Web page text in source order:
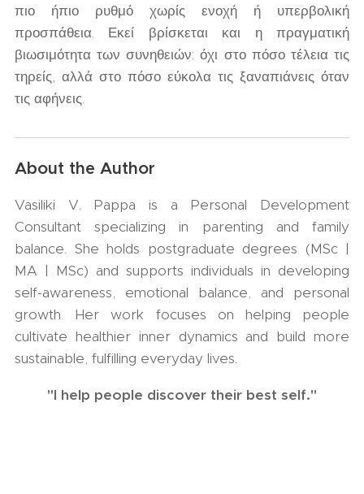
πιο ήπιο ρυθμό χωρίς ενοχή ή υπερβολική
προσπάθεια. Εκεί βρίσκεται και η πραγματική
βιωσιμότητα των συνηθειών: όχι στο πόσο τέλεια τις
τηρείς, αλλά στο πόσο εύκολα τις ξαναπιάνεις όταν
τις αφήνεις.
About the Author
Vasiliki V. Pappa is a Personal Development
Consultant specializing in parenting and family
balance. She holds postgraduate degrees (MSc |
MA | MSc) and supports individuals in developing
self-awareness, emotional balance, and personal
growth. Her work focuses on helping people
cultivate healthier inner dynamics and build more
sustainable, fulfilling everyday lives.
"I help people discover their best self."